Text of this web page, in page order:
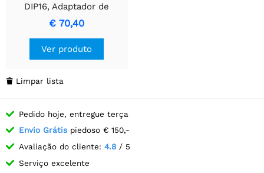
DIP16, Adaptador de
Programador
€ 70,40
Ver produto
 Limpar lista
Pedido hoje, entregue terça
Envio Grátis piedoso € 150,-
Avaliação do cliente: 4.8 / 5
Serviço excelente